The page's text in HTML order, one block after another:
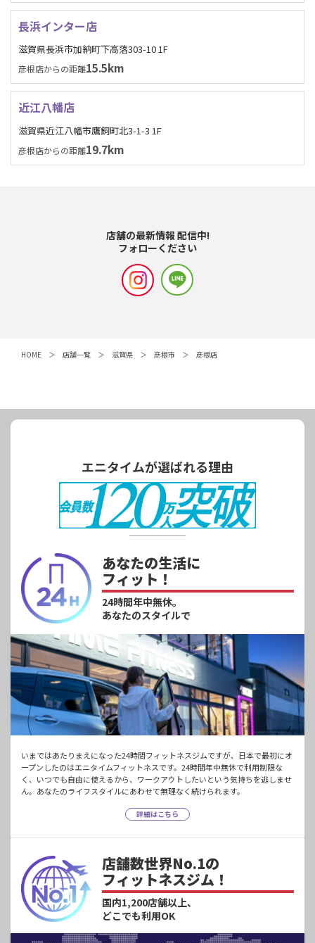
長浜インター店
滋賀県長浜市加納町下高落303-10 1F
彦根店からの距離15.5km
近江八幡店
滋賀県近江八幡市鷹飼町北3-1-3 1F
彦根店からの距離19.7km
店舗の最新情報 配信中!
フォローください
HOME 店舗一覧 滋賀県 彦根市 彦根店
エニタイムが選ばれる理由
あなたの生活に
フィット！
24時間年中無休。
あなたのスタイルで
いまではあたりまえになった24時間フィットネスジムですが、日本で最初にオ
ープンしたのはエニタイムフィットネスです。24時間年中無休で利用制限な
く、いつでも自由に使えるから、ワークアウトしたいという気持ちを逃しませ
ん。あなたのライフスタイルにあわせて無理なく続けられます。
詳細はこちら
店舗数世界No.1の
フィットネスジム！
国内1,200店舗以上、
どこでも利用OK